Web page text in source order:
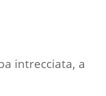
intrecciata, a